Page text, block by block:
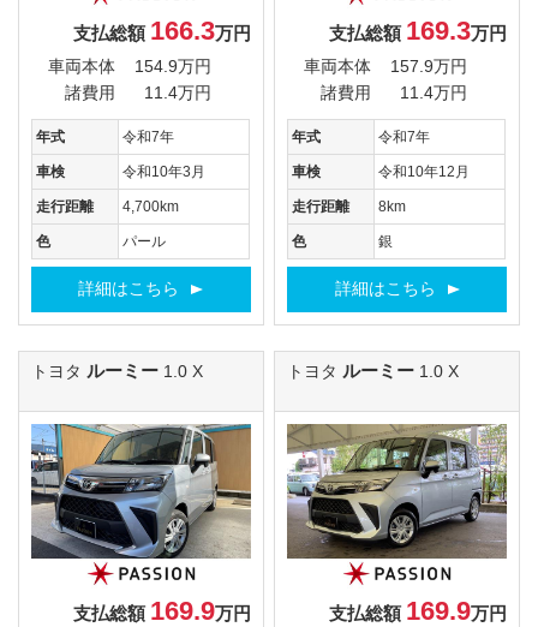
支払総額 166.3万円
車両本体
154.9万円
諸費用
11.4万円
年式 令和7年
車検 令和10年3月
走行距離 4,700km
色 パール
詳細はこちら
支払総額 169.3万円
車両本体
157.9万円
諸費用
11.4万円
年式 令和7年
車検 令和10年12月
走行距離 8km
色 銀
詳細はこちら
トヨタ ルーミー 1.0 X
支払総額 169.9万円
トヨタ ルーミー 1.0 X
支払総額 169.9万円